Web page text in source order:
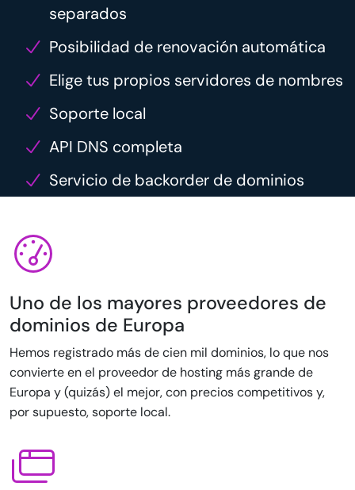
separados
Posibilidad de renovación automática
Elige tus propios servidores de nombres
Soporte local
API DNS completa
Servicio de backorder de dominios
Uno de los mayores proveedores de
dominios de Europa
Hemos registrado más de cien mil dominios, lo que nos
convierte en el proveedor de hosting más grande de
Europa y (quizás) el mejor, con precios competitivos y,
por supuesto, soporte local.